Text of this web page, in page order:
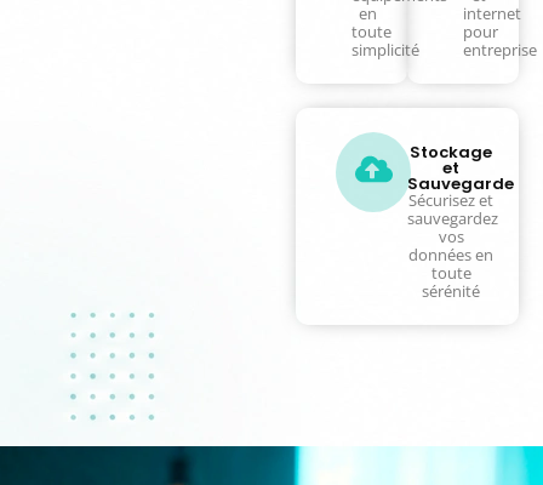
en
toute
simplicité
internet
pour
entreprise
Stockage
et
Sauvegarde
Sécurisez et
sauvegardez
vos
données en
toute
sérénité